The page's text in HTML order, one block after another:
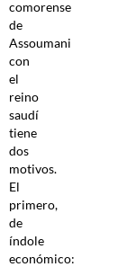
comorense
de
Assoumani
con
el
reino
saudí
tiene
dos
motivos.
El
primero,
de
índole
económico: